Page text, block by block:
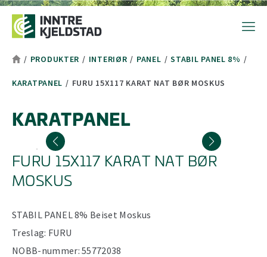
Hopp til toppområde
Hopp til hovedinnhold
Hopp til bunnområde
Tekststørrelsetips
PC: Press ned CTRL og klikk på + (pluss) for å forstørre eller
MAC: Press ned CMD og klikk på + (pluss) for å forstørre eller
/ PRODUKTER / INTERIØR / PANEL / STABIL PANEL 8% /
KARATPANEL / FURU 15X117 KARAT NAT BØR MOSKUS
KARATPANEL
FURU 15X117 KARAT NAT BØR
MOSKUS
STABIL PANEL 8% Beiset Moskus
Treslag: FURU
NOBB-nummer:55772038